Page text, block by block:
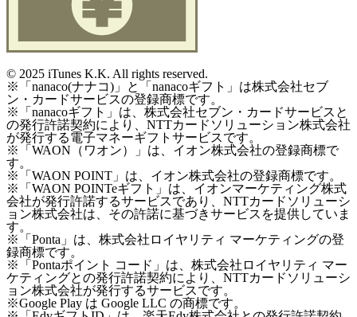
© 2025 iTunes K.K. All rights reserved.
※「nanaco(ナナコ)」と「nanacoギフト」は株式会社セブ
ン・カードサービスの登録商標です。
※「nanacoギフト」は、株式会社セブン・カードサービスと
の発行許諾契約により、NTTカードソリューション株式会社
が発行する電子マネーギフトサービスです。
※「WAON（ワオン）」は、イオン株式会社の登録商標で
す。
※「WAON POINT」は、イオン株式会社の登録商標です。
※「WAON POINTeギフト」は、イオンマーケティング株式
会社が発行許諾するサービスであり、NTTカードソリューシ
ョン株式会社は、その許諾に基づきサービスを提供していま
す。
※「Ponta」は、株式会社ロイヤリティ マーケティングの登
録商標です。
※「Pontaポイント コード」は、株式会社ロイヤリティ マー
ケティングとの発行許諾契約により、NTTカードソリューシ
ョン株式会社が発行するサービスです。
※Google Play は Google LLC の商標です。